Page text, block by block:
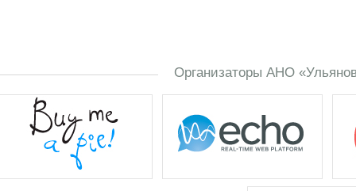
Организаторы АНО